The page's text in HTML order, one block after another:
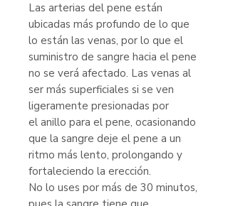
Las arterias del pene están
ubicadas más profundo de lo que
lo están las venas, por lo que el
suministro de sangre hacia el pene
no se verá afectado. Las venas al
ser más superficiales si se ven
ligeramente presionadas por
el anillo para el pene, ocasionando
que la sangre deje el pene a un
ritmo más lento, prolongando y
fortaleciendo la erección.
No lo uses por más de 30 minutos,